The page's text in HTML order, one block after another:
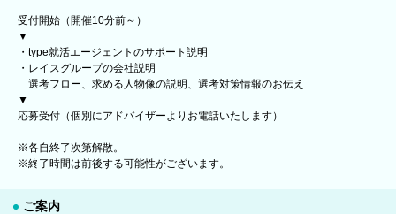
受付開始（開催10分前～）
▼
・type就活エージェントのサポート説明
・レイスグループの会社説明
選考フロー、求める人物像の説明、選考対策情報のお伝え
▼
応募受付（個別にアドバイザーよりお電話いたします）
※各自終了次第解散。
※終了時間は前後する可能性がございます。
ご案内